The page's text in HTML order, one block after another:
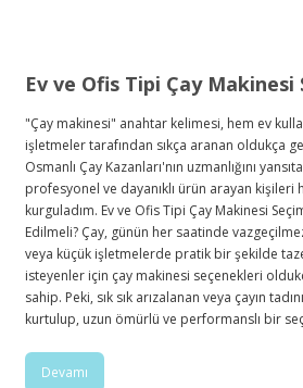
"Çay makinesi" anahtar kelimesi, hem ev
işletmeler tarafından sıkça aranan oldukça
Osmanlı Çay Kazanları'nın uzmanlığını
profesyonel ve dayanıklı ürün arayan
kurguladım. Ev ve Ofis Tipi Çay Makinesi
Edilmeli? Çay, günün her saatinde
veya küçük işletmelerde pratik bir şekilde
isteyenler için çay makinesi seçenekleri
sahip. Peki, sık sık arızalanan veya çayın
kurtulup, uzun ömürlü ve performanslı bir
Devamı